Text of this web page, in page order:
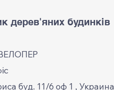
дерев'яних будинків
буд. 11/6 оф 1 , Украина